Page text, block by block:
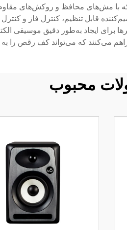
با مش‌های محافظ و روکش‌های مقاوم
قابل تنظیم، کنترل فاز و
برای ایجاد به‌طور دقیق موسیقی
می‌کنند که می‌تواند کف رقص را به
محبوب